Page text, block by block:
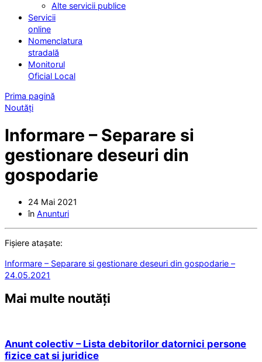
Alte servicii publice
Servicii
online
Nomenclatura
stradală
Monitorul
Oficial Local
Prima pagină
Noutăți
Informare – Separare si
gestionare deseuri din
gospodarie
24 Mai 2021
în Anunturi
Fișiere atașate:
Informare – Separare si gestionare deseuri din gospodarie –
24.05.2021
Mai multe noutăți
Anunt colectiv – Lista debitorilor datornici persone
fizice cat si juridice